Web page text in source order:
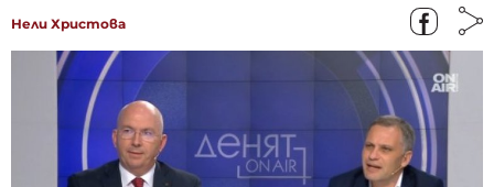
Нели Христова